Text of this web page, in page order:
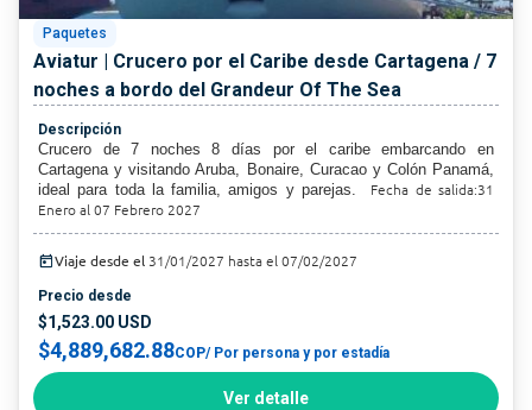
Paquetes
Aviatur | Crucero por el Caribe desde Cartagena / 7
noches a bordo del Grandeur Of The Sea
Descripción
Crucero de 7 noches 8 días por el caribe embarcando en
Cartagena y visitando Aruba, Bonaire, Curacao y Colón Panamá,
ideal para toda la familia, amigos y parejas. Fecha de salida:31
Enero al 07 Febrero 2027
todayViaje desde el 31/01/2027 hasta el 07/02/2027
Precio desde
$1,523.00 USD
$4,889,682.88COP/ Por persona y por estadía
Ver detalle